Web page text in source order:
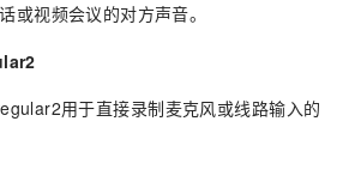
或视频会议的对方声音。
用于直接录制麦克风或线路输入的